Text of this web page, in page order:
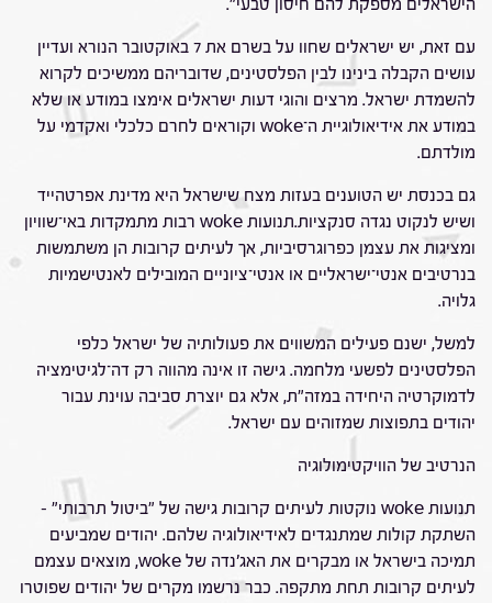
הישראלים מספקת להם חיסון טבעי".
עם זאת, יש ישראלים שחוו על בשרם את 7 באוקטובר הנורא ועדיין
עושים הקבלה בינינו לבין הפלסטינים, שדובריהם ממשיכים לקרוא
להשמדת ישראל. מרצים והוגי דעות ישראלים אימצו במודע או שלא
במודע את אידיאולוגיית ה־woke וקוראים לחרם כלכלי ואקדמי על
מולדתם.
גם בכנסת יש הטוענים בעזות מצח שישראל היא מדינת אפרטהייד
ושיש לנקוט נגדה סנקציות.תנועות woke רבות מתמקדות באי־שוויון
ומציגות את עצמן כפרוגרסיביות, אך לעיתים קרובות הן משתמשות
בנרטיבים אנטי־ישראליים או אנטי־ציוניים המובילים לאנטישמיות
גלויה.
למשל, ישנם פעילים המשווים את פעולותיה של ישראל כלפי
הפלסטינים לפשעי מלחמה. גישה זו אינה מהווה רק דה־לגיטימציה
לדמוקרטיה היחידה במזה"ת, אלא גם יוצרת סביבה עוינת עבור
יהודים בתפוצות שמזוהים עם ישראל.
הנרטיב של הוויקטימולוגיה
תנועות woke נוקטות לעיתים קרובות גישה של "ביטול תרבותי" –
השתקת קולות שמתנגדים לאידיאולוגיה שלהם. יהודים שמביעים
תמיכה בישראל או מבקרים את האג'נדה של woke, מוצאים עצמם
לעיתים קרובות תחת מתקפה. כבר נרשמו מקרים של יהודים שפוטרו